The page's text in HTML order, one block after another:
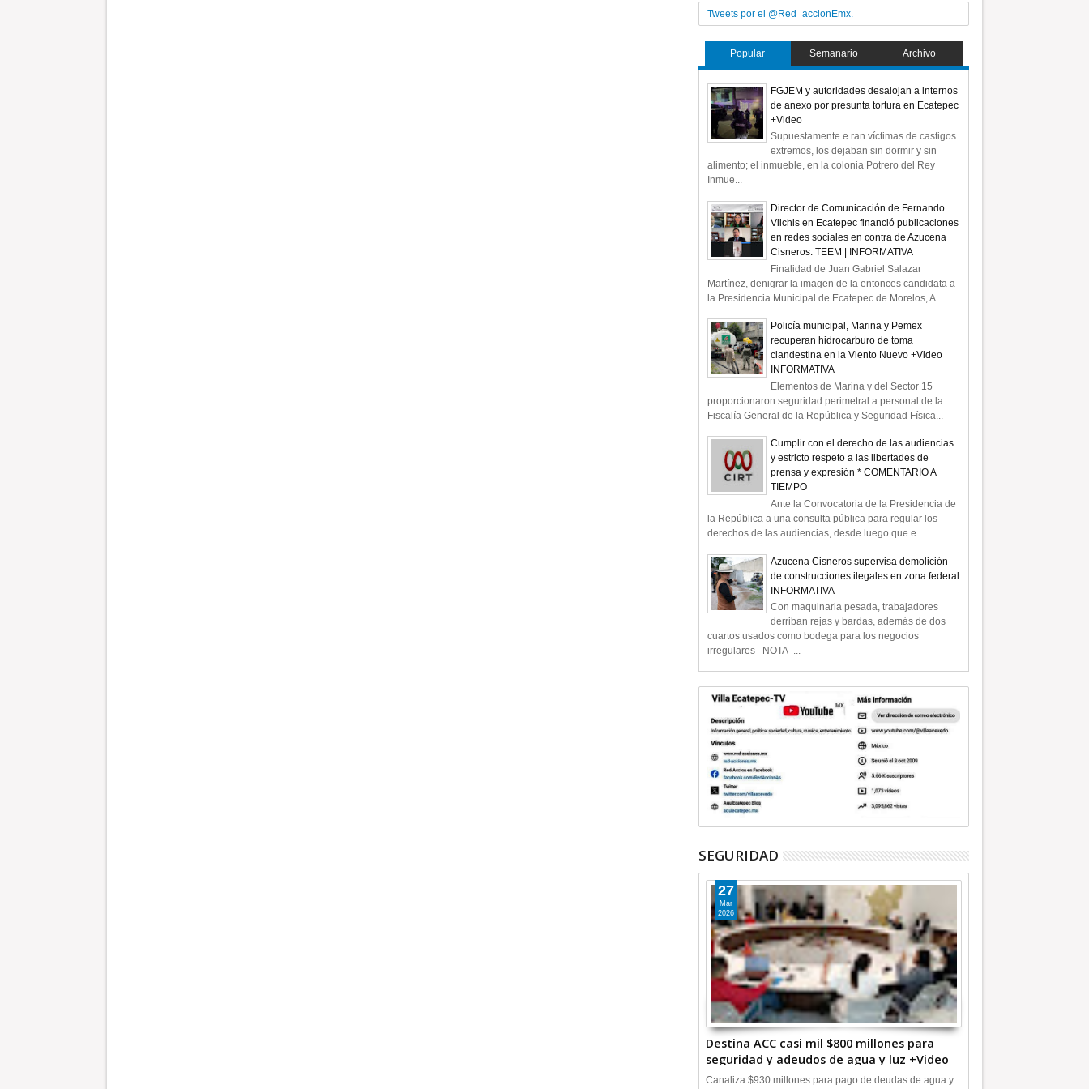
Tweets por el @Red_accionEmx.
Popular Semanario Archivo
FGJEM y autoridades desalojan a internos
de anexo por presunta tortura en Ecatepec
+Video
Supuestamente e ran víctimas de castigos
extremos, los dejaban sin dormir y sin
alimento; el inmueble, en la colonia Potrero del Rey
Inmue...
Director de Comunicación de Fernando
Vilchis en Ecatepec financió publicaciones
en redes sociales en contra de Azucena
Cisneros: TEEM | INFORMATIVA
Finalidad de Juan Gabriel Salazar
Martínez, denigrar la imagen de la entonces candidata a
la Presidencia Municipal de Ecatepec de Morelos, A...
Policía municipal, Marina y Pemex
recuperan hidrocarburo de toma
clandestina en la Viento Nuevo +Video
INFORMATIVA
Elementos de Marina y del Sector 15
proporcionaron seguridad perimetral a personal de la
Fiscalía General de la República y Seguridad Física...
Cumplir con el derecho de las audiencias
y estricto respeto a las libertades de
prensa y expresión * COMENTARIO A
TIEMPO
Ante la Convocatoria de la Presidencia de
la República a una consulta pública para regular los
derechos de las audiencias, desde luego que e...
Azucena Cisneros supervisa demolición
de construcciones ilegales en zona federal
INFORMATIVA
Con maquinaria pesada, trabajadores
derriban rejas y bardas, además de dos
cuartos usados como bodega para los negocios
irregulares NOTA ...
SEGURIDAD
Destina ACC casi mil $800 millones para
seguridad y adeudos de agua y luz +Video
27
Mar
2026
Canaliza $930 millones para pago de deudas de agua y